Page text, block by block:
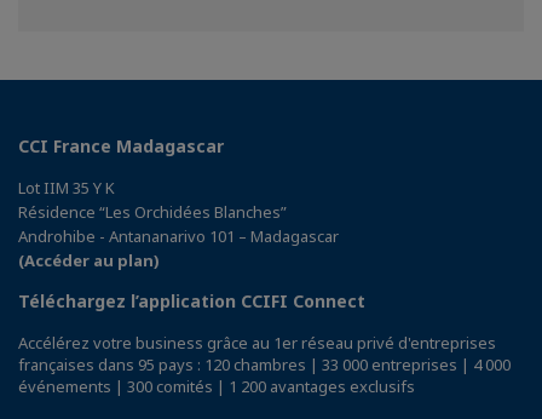
CCI France Madagascar
Lot IIM 35 Y K
Résidence “Les Orchidées Blanches”
Androhibe - Antananarivo 101 – Madagascar
(Accéder au plan)
Téléchargez l’application CCIFI Connect
Accélérez votre business grâce au 1er réseau privé d'entreprises
françaises dans 95 pays : 120 chambres | 33 000 entreprises | 4 000
événements | 300 comités | 1 200 avantages exclusifs